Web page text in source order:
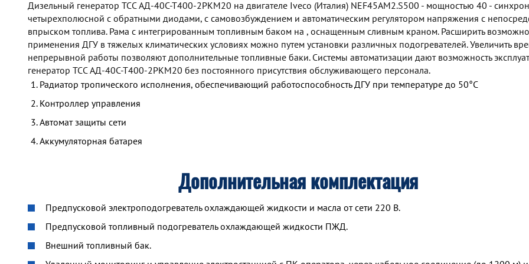
Дизельный генератор TCC АД-40С-Т400-2РКМ20 на двигателе Iveco (Италия) NEF45AM2.S500 - мощностью 40 -
четырехполюсной с обратными диодами, с самовозбуждением и автоматическим регулятором напряжения с
впрыском топлива. Рама с интегрированным топливным баком на , оснащенным сливным краном. Расширить
применения ДГУ в тяжелых климатических условиях можно путем установки различных подогревателей. Увеличить
непрерывной работы позволяют дополнительные топливные баки. Системы автоматизации дают возможность
генератор TCC АД-40С-Т400-2РКМ20 без постоянного присутствия обслуживающего персонала.
Радиатор тропического исполнения, обеспечивающий работоспособность ДГУ при температуре до 50°С
Контроллер управления
Автомат защиты сети
Аккумуляторная батарея
Дополнительная комплектация
Предпусковой электроподогреватель охлаждающей жидкости и масла от сети 220 В.
Предпусковой топливный подогреватель охлаждающей жидкости ПЖД.
Внешний топливный бак.